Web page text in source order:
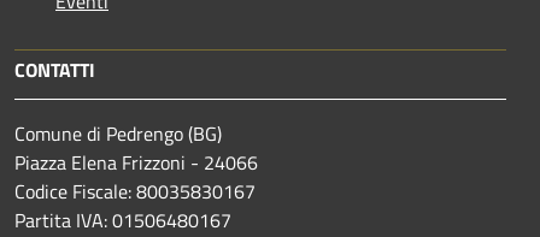
CONTATTI
Comune di Pedrengo (BG)
Piazza Elena Frizzoni - 24066
Codice Fiscale: 80035830167
Partita IVA: 01506480167